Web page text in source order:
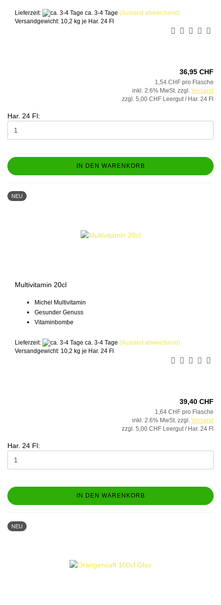
Lieferzeit: ca. 3-4 Tage (Ausland abweichend)
Versandgewicht: 10,2 kg je Har. 24 Fl
36,95 CHF
1,54 CHF pro Flasche
inkl. 2.6% MwSt. zzgl. Versand
zzgl. 5,00 CHF Leergut / Har. 24 Fl
Har. 24 Fl:
IN DEN WARENKORB
NEU
Multivitamin 20cl
Michel Multivitamin
Gesunder Genuss
Vitaminbombe
Lieferzeit: ca. 3-4 Tage (Ausland abweichend)
Versandgewicht: 10,2 kg je Har. 24 Fl
39,40 CHF
1,64 CHF pro Flasche
inkl. 2.6% MwSt. zzgl. Versand
zzgl. 5,00 CHF Leergut / Har. 24 Fl
Har. 24 Fl:
IN DEN WARENKORB
NEU